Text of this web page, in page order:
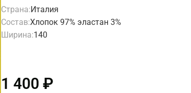
Страна:Италия
Состав:Хлопок 97% эластан 3%
Ширина:140
1 400 ₽